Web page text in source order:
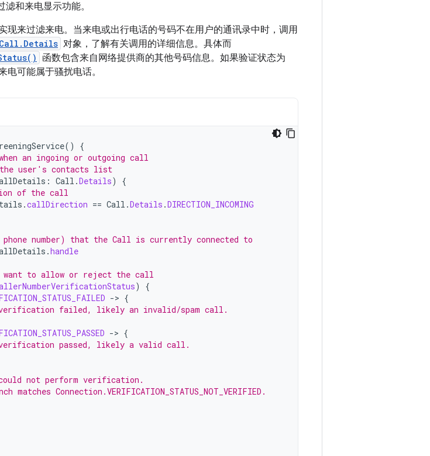
和来电显示功能。
现来过滤来电。当来电或出行电话的号码不在用户的通讯录中时，调用
Call.Details 对象，了解有关调用的详细信息。具体而
函数包含来自网络提供商的其他号码信息。如果验证状态为
电可能属于骚扰电话。
()
{
an ingoing or outgoing call
user's contacts list
: Call .Details)
{
of the call
.callDirection == Call .Details .DIRECTION_INCOMING
number) that the Call is currently connected to
.handle
want to allow or reject the call
)
{
-> {
failed, likely an invalid/spam call.
-> {
passed, likely a valid call.
not perform verification.
matches Connection.VERIFICATION_STATUS_NOT_VERIFIED.